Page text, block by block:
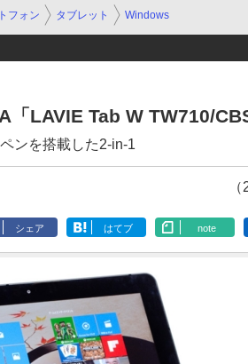
フォン タブレット Windows
「LAVIE Tab W TW710/
ンを搭載した2-in-1
シェア はてブ note